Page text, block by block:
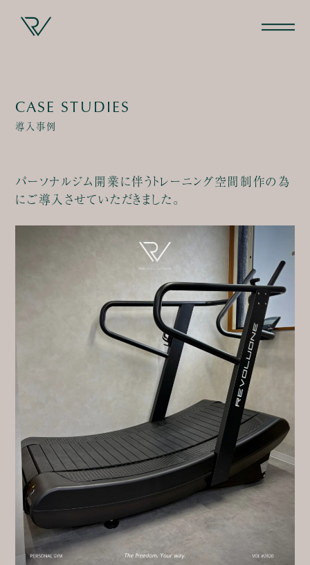
CASE STUDIES
導入事例
パーソナルジム開業に伴うトレーニング空間制作の為
にご導入させていただきました。